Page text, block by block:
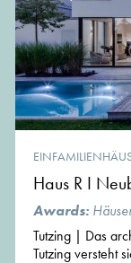
Haus R I
Awards:
Tutzing | Das
Tutzing versteht